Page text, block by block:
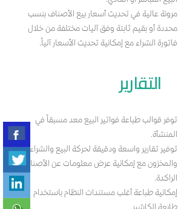
مرونة عالية في تحديث أسعار بيع الأصناف بنسب
محددة أو بقيم ثابتة وفق آليات مختلفة من خلال
فاتورة الشراء مع إمكانية تحديث الأسعار آلياً.
التقارير
توفر قوالب طباعة فواتير البيع معد مسبقاً في
المنشأة.
توفير تقارير واسعة ودقيقة لحركة البيع والشراء
والمخزون مع إمكانية عرض معلومات عن الأصناف
الراكدة.
إمكانية طباعة أغلب مستندات النظام باستخدام